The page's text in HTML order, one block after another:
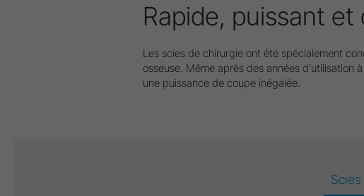
Rapide, puissant et
Les scies de chirurgie ont été spécialement
osseuse. Même après des années d’utilisation
une puissance de coupe inégalée.